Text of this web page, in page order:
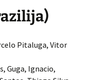
Pitaluga, Vitor
Guga, Ignacio,